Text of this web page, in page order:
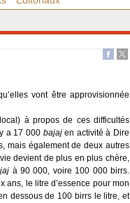
vont être approvisionnée
à propos de ces difficultés
a 17 000 bajajen activité à Dire
mais également de deux autres
devient de plus en plus chère,
à 90 000, voire 100 000 birrs.
ans, le litre d’essence pour mon
dessous de 100 birrs le litre, et